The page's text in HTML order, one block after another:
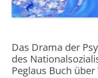
Das Drama der
des
Peglaus Buch